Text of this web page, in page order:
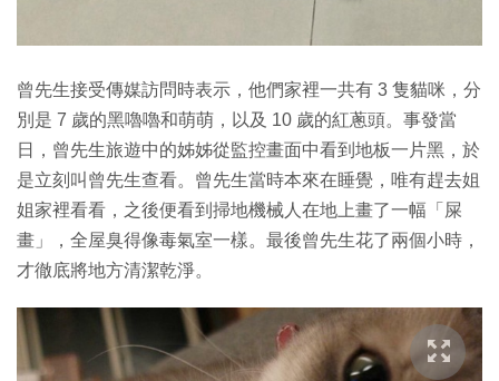
曾先生接受傳媒訪問時表示，他們家裡一共有 3 隻貓咪，分
別是 7 歲的黑嚕嚕和萌萌，以及 10 歲的紅蔥頭。事發當
日，曾先生旅遊中的姊姊從監控畫面中看到地板一片黑，於
是立刻叫曾先生查看。曾先生當時本來在睡覺，唯有趕去姐
姐家裡看看，之後便看到掃地機械人在地上畫了一幅「屎
畫」，全屋臭得像毒氣室一樣。最後曾先生花了兩個小時，
才徹底將地方清潔乾淨。